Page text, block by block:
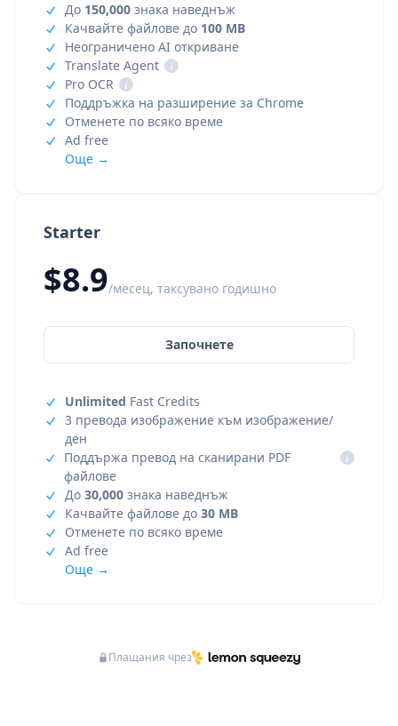
Starter
$8.9/месец, таксувано годишно
Започнете
Unlimited Fast Credits
3 превода изображение към изображение/
ден
Поддържа превод на сканирани PDF
файлове
i
До 30,000 знака наведнъж
Качвайте файлове до 30 MB
Отменете по всяко време
Ad free
Още →
До 150,000 знака наведнъж
Качвайте файлове до 100 MB
Неограничено AI откриване
Translate Agent
i
Pro OCR
i
Поддръжка на разширение за Chrome
Отменете по всяко време
Ad free
Още →
Плащания чрез